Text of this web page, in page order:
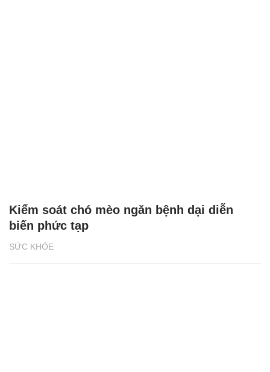
SỨC KHỎE
Kiểm soát chó mèo ngăn bệnh dại diễn
biến phức tạp